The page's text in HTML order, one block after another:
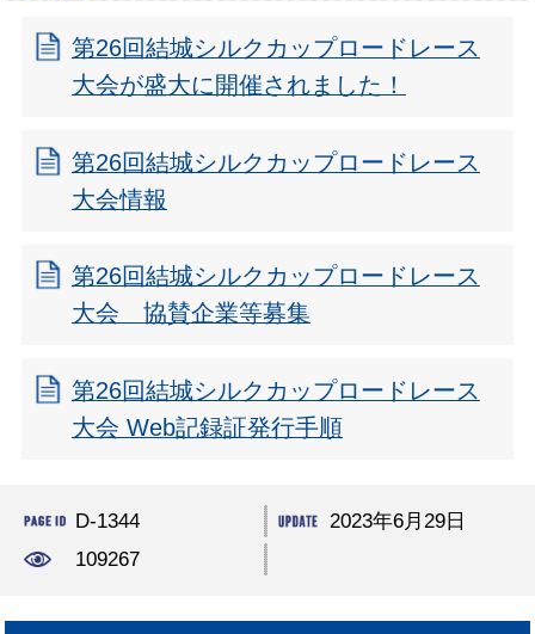
第26回結城シルクカップロードレース
大会が盛大に開催されました！
第26回結城シルクカップロードレース
大会情報
第26回結城シルクカップロードレース
大会 協賛企業等募集
第26回結城シルクカップロードレース
大会 Web記録証発行手順
D-1344
2023年6月29日
109267